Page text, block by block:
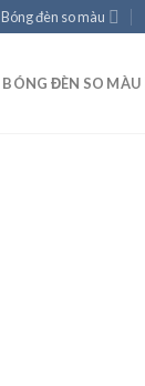
Bóng đèn so màu
BÓNG ĐÈN SO MÀU